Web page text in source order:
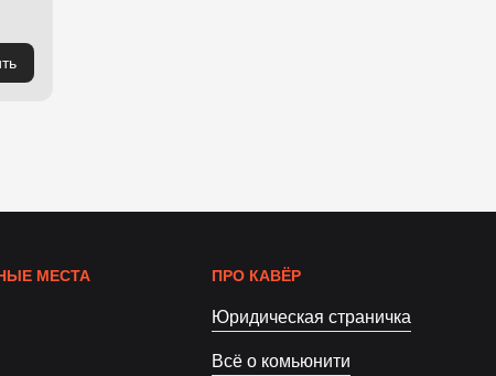
МЕСТА ПРО КАВЁР
Юридическая страничка
Всё о комьюнити